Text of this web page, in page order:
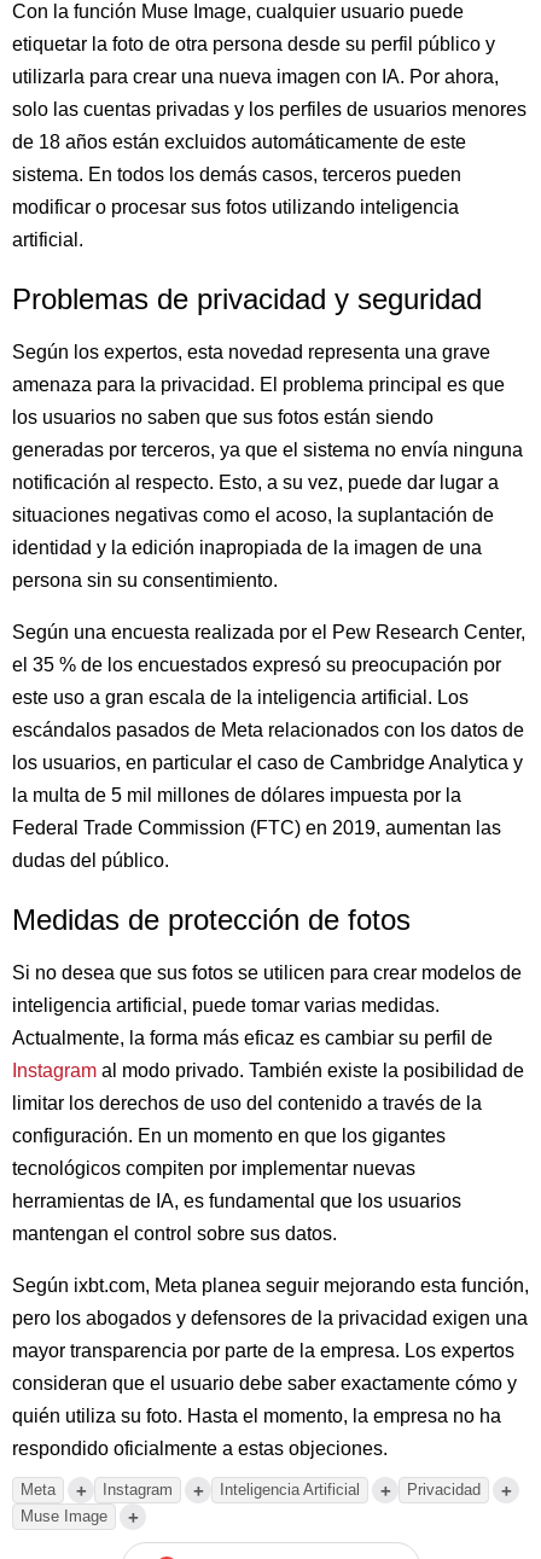
Con la función Muse Image, cualquier usuario puede
etiquetar la foto de otra persona desde su perfil público y
utilizarla para crear una nueva imagen con IA. Por ahora,
solo las cuentas privadas y los perfiles de usuarios menores
de 18 años están excluidos automáticamente de este
sistema. En todos los demás casos, terceros pueden
modificar o procesar sus fotos utilizando inteligencia
artificial.
Problemas de privacidad y seguridad
Según los expertos, esta novedad representa una grave
amenaza para la privacidad. El problema principal es que
los usuarios no saben que sus fotos están siendo
generadas por terceros, ya que el sistema no envía ninguna
notificación al respecto. Esto, a su vez, puede dar lugar a
situaciones negativas como el acoso, la suplantación de
identidad y la edición inapropiada de la imagen de una
persona sin su consentimiento.
Según una encuesta realizada por el Pew Research Center,
el 35 % de los encuestados expresó su preocupación por
este uso a gran escala de la inteligencia artificial. Los
escándalos pasados de Meta relacionados con los datos de
los usuarios, en particular el caso de Cambridge Analytica y
la multa de 5 mil millones de dólares impuesta por la
Federal Trade Commission (FTC) en 2019, aumentan las
dudas del público.
Medidas de protección de fotos
Si no desea que sus fotos se utilicen para crear modelos de
inteligencia artificial, puede tomar varias medidas.
Actualmente, la forma más eficaz es cambiar su perfil de
Instagram al modo privado. También existe la posibilidad de
limitar los derechos de uso del contenido a través de la
configuración. En un momento en que los gigantes
tecnológicos compiten por implementar nuevas
herramientas de IA, es fundamental que los usuarios
mantengan el control sobre sus datos.
Según ixbt.com, Meta planea seguir mejorando esta función,
pero los abogados y defensores de la privacidad exigen una
mayor transparencia por parte de la empresa. Los expertos
consideran que el usuario debe saber exactamente cómo y
quién utiliza su foto. Hasta el momento, la empresa no ha
respondido oficialmente a estas objeciones.
Meta + Instagram + Inteligencia Artificial + Privacidad +
Muse Image +